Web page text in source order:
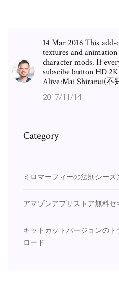
14 Mar 2016 This
textures and
character mods. If
subscibe button HD
Alive:Mai Shiranui(不
2017/11/14
Category
ミロマーフィーの法則シー
アマゾンアプリストア無料
キットカットバージョンの
ロード